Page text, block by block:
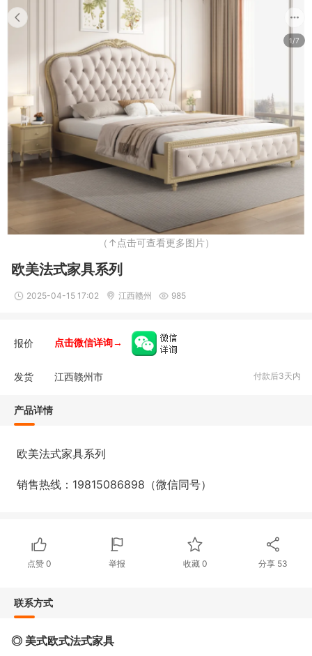
1/7
（↑点击可查看更多图片）
欧美法式家具系列
2025-04-15 17:02 江西赣州 985
报价 点击微信详询→
发货 江西赣州市 付款后3天内
产品详情
欧美法式家具系列
销售热线：19815086898（微信同号）
点赞 0 举报 收藏 0 分享 53
联系方式
◎ 美式欧式法式家具